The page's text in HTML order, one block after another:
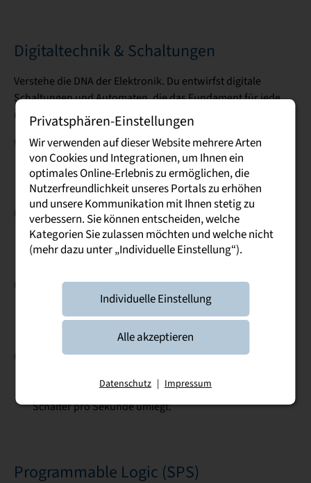
Digitaltechnik & Schaltungen
Verstehe die DNA der Elektronik. Du entwirfst digitale
Schaltungen und Automaten, die das Fundament für jede
moderne Recheneinheit bilden.
Logik als Baustein:Du arbeitest mit Gattern wieUND,
ODER und NICHT. Klingt simpel? Kombiniere sie richtig,
und du erschaffst Schaltungen, die rechnen, vergleichen
und speichern können.
Digitale Automaten: Entwirf Systeme, die feste Abläufe
steuern – wie eine Ampelkreuzung oder ein
Zahlenschloss. Du entwickelst die Logik, die festlegt,
Schaltungsdesign:Von der Idee zum Schaltplan. Du
entwirfst digitale Netze und verstehst, wie Flip-Flops
(Speicherelemente) und Zähler im Inneren eines
Prozessors wirklich funktionieren.
Binäre Magie:Lerne, wie Zahlen, Buchstaben und
wie Hardware „denkt“, indem sie Millionen kleiner
Schalter pro Sekunde umlegt.
Programmable Logic (SPS)
Privatsphären-Einstellungen
Wir verwenden auf dieser Website mehrere Arten
von Cookies und Integrationen, um Ihnen ein
optimales Online-Erlebnis zu ermöglichen, die
Nutzerfreundlichkeit unseres Portals zu erhöhen
und unsere Kommunikation mit Ihnen stetig zu
verbessern. Sie können entscheiden, welche
Kategorien Sie zulassen möchten und welche nicht
(mehr dazu unter „Individuelle Einstellung“).
Individuelle Einstellung
Alle akzeptieren
Datenschutz | Impressum